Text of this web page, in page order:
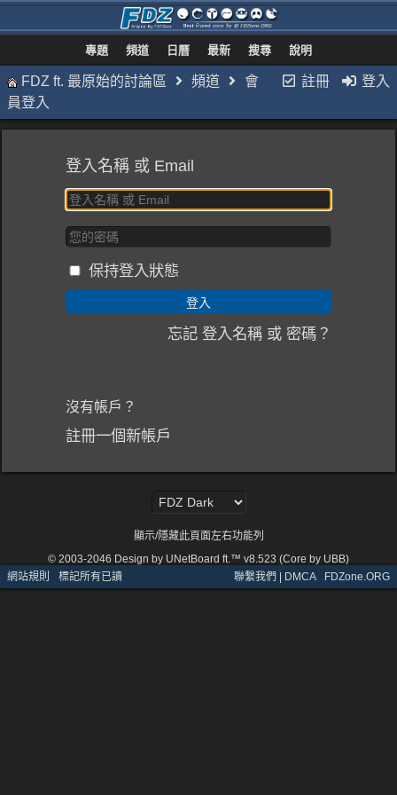
專題 頻道 日曆 最新 搜尋 說明
註冊 登入
FDZ ft. 最原始的討論區 頻道
會
員登入
登入名稱 或 Email
保持登入狀態
忘記 登入名稱 或 密碼？
沒有帳戶？
註冊一個新帳戶
顯示/隱藏此頁面左右功能列
© 2003-2046 Design by UNetBoard ft.™ v8.523 (Core by UBB)
網站規則 · 標記所有已讀 聯繫我們 | DMCA· FDZone.ORG